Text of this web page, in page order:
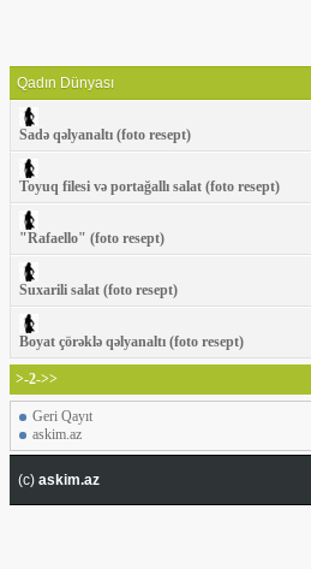
Qadın Dünyası
Sadə qəlyanaltı (foto resept)
Toyuq filesi və portağallı salat (foto resept)
"Rafaello" (foto resept)
Suxarili salat (foto resept)
Boyat çörəklə qəlyanaltı (foto resept)
>-2->>
Geri Qayıt
askim.az
(c) askim.az